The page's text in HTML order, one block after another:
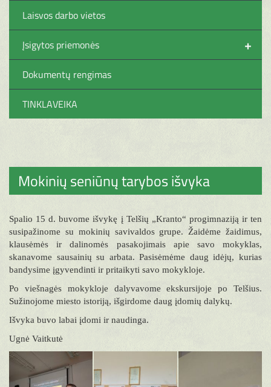
Laisvos darbo vietos
+
Įsigytos priemonės
Dokumentų rengimas
TINKLAVEIKA
Mokinių seniūnų tarybos išvyka
Spalio 15 d. buvome išvykę į Telšių „Kranto“ progimnaziją ir ten
susipažinome su mokinių savivaldos grupe. Žaidėme žaidimus,
klausėmės ir dalinomės pasakojimais apie savo mokyklas,
skanavome sausainių su arbata. Pasisėmėme daug idėjų, kurias
bandysime įgyvendinti ir pritaikyti savo mokykloje.
Po viešnagės mokykloje dalyvavome ekskursijoje po Telšius.
Sužinojome miesto istoriją, išgirdome daug įdomių dalykų.
Išvyka buvo labai įdomi ir naudinga.
Ugnė Vaitkutė